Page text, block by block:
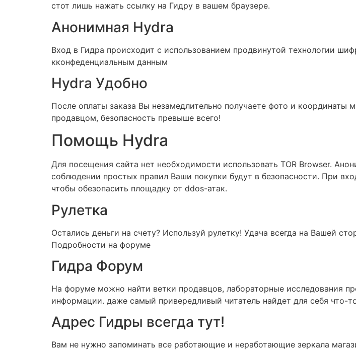
стот лишь нажать ссылку на Гидру в вашем браузере.
Анонимная Hydra
Вход в Гидра происходит с использованием продвинутой технологии
кконфеденциальным данным
Hydra Удобно
После оплаты заказа Вы незамедлительно получаете фото и координаты
продавцом, безопасность превыше всего!
Помощь Hydra
Для посещения сайта нет необходимости использовать TOR Browser.
соблюдении простых правил Ваши покупки будут в безопасности. При
чтобы обезопасить площадку от ddos-атак.
Рулетка
Остались деньги на счету? Используй рулетку! Удача всегда на Вашей
Подробности на форуме
Гидра Форум
На форуме можно найти ветки продавцов, лабораторные исследования
информации. даже самый привередливый читатель найдет для себя что-
Адрес Гидры всегда тут!
Вам не нужно запоминать все работающие и неработающие зеркала